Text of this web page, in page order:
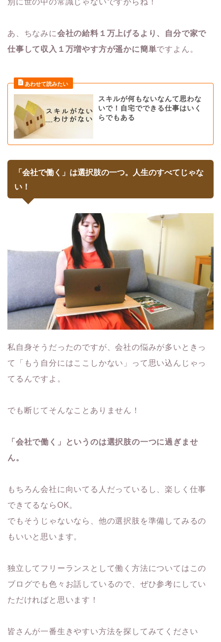
別に世の中の常識じゃないですからね！
あ、ちなみに会社の給料１万上げるより、自分で家で
仕事して収入１万増やす方が遥かに簡単ですよん。
スキルが何もないなんて思わな
いで！自宅でできる仕事はいく
らでもある
「会社で働く」は選択肢の一つ。人生のすべてじゃな
い！
私自身そうだったのですが、会社の悩みが多いときっ
て「もう自分にはここしかない」って思い込んじゃっ
てるんですよ。
でも断じてそんなことありません！
「会社で働く」というのは選択肢の一つに過ぎませ
ん。
もちろん会社に向いてる人だっているし、楽しく仕事
できてるならOK。
でもそうじゃないなら、他の選択肢を準備してみるの
もいいと思います。
独立してフリーランスとして働く方法についてはこの
ブログでも色々お話しているので、ぜひ参考にしてい
ただければと思います！
皆さんが一番生きやすい方法を探してみてください